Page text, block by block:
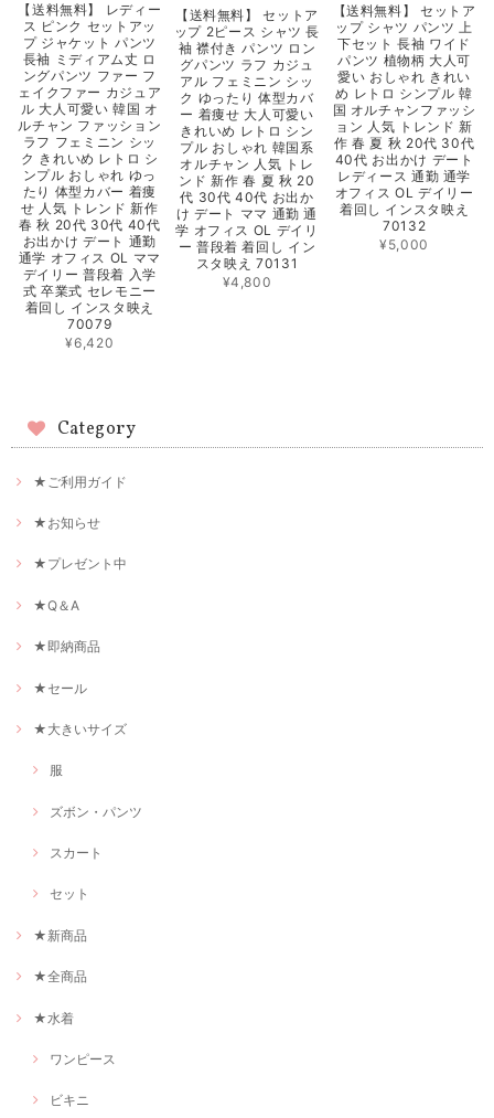
【送料無料】 レディー
ス ピンク セットアッ
プ ジャケット パンツ
長袖 ミディアム丈 ロ
ングパンツ ファー フ
ェイクファー カジュア
ル 大人可愛い 韓国 オ
ルチャン ファッション
ラフ フェミニン シッ
ク きれいめ レトロ シ
ンプル おしゃれ ゆっ
たり 体型カバー 着痩
せ 人気 トレンド 新作
春 秋 20代 30代 40代
お出かけ デート 通勤
通学 オフィス OL ママ
デイリー 普段着 入学
式 卒業式 セレモニー
着回し インスタ映え
70079
¥6,420
【送料無料】 セットア
ップ 2ピース シャツ 長
袖 襟付き パンツ ロン
グパンツ ラフ カジュ
アル フェミニン シッ
ク ゆったり 体型カバ
ー 着痩せ 大人可愛い
きれいめ レトロ シン
プル おしゃれ 韓国系
オルチャン 人気 トレ
ンド 新作 春 夏 秋 20
代 30代 40代 お出か
け デート ママ 通勤 通
学 オフィス OL デイリ
ー 普段着 着回し イン
スタ映え 70131
¥4,800
【送料無料】 セットア
ップ シャツ パンツ 上
下セット 長袖 ワイド
パンツ 植物柄 大人可
愛い おしゃれ きれい
め レトロ シンプル 韓
国 オルチャンファッシ
ョン 人気 トレンド 新
作 春 夏 秋 20代 30代
40代 お出かけ デート
レディース 通勤 通学
オフィス OL デイリー
着回し インスタ映え
70132
¥5,000
Category
★ご利用ガイド
★お知らせ
★プレゼント中
★Q＆A
★即納商品
★セール
★大きいサイズ
服
ズボン・パンツ
スカート
セット
★新商品
★全商品
★水着
ワンピース
ビキニ